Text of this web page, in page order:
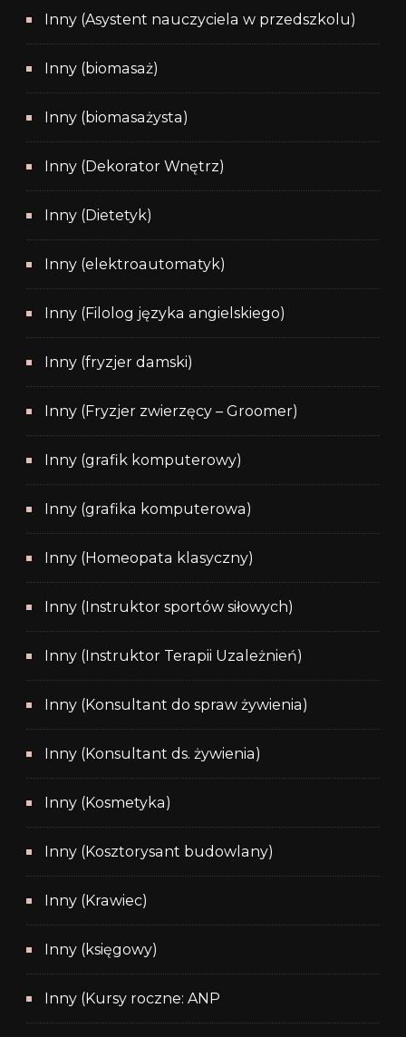
Inny (Asystent nauczyciela w przedszkolu)
Inny (biomasaż)
Inny (biomasażysta)
Inny (Dekorator Wnętrz)
Inny (Dietetyk)
Inny (elektroautomatyk)
Inny (Filolog języka angielskiego)
Inny (fryzjer damski)
Inny (Fryzjer zwierzęcy – Groomer)
Inny (grafik komputerowy)
Inny (grafika komputerowa)
Inny (Homeopata klasyczny)
Inny (Instruktor sportów siłowych)
Inny (Instruktor Terapii Uzależnień)
Inny (Konsultant do spraw żywienia)
Inny (Konsultant ds. żywienia)
Inny (Kosmetyka)
Inny (Kosztorysant budowlany)
Inny (Krawiec)
Inny (księgowy)
Inny (Kursy roczne: ANP